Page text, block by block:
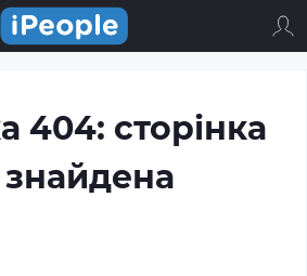
404: сторінка